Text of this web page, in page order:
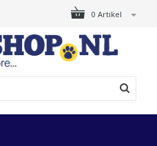
0 Artikel